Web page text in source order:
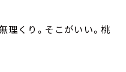
理くり。そこがいい。桃